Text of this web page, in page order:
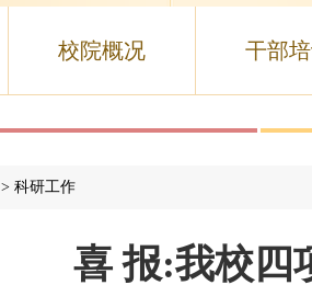
校院概况 干部
> 科研工作
喜 报:我校四